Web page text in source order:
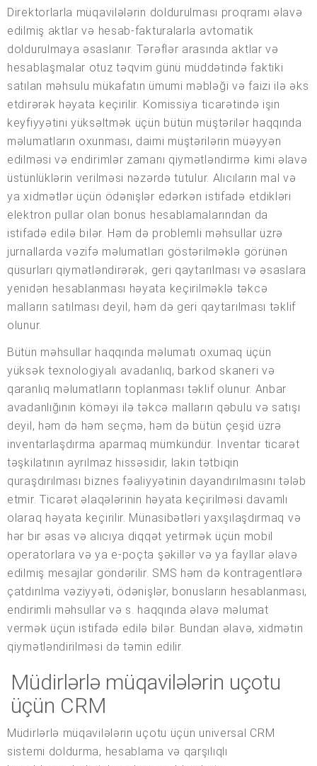
Direktorlarla müqavilələrin doldurulması proqramı əlavə
edilmiş aktlar və hesab-fakturalarla avtomatik
doldurulmaya əsaslanır. Tərəflər arasında aktlar və
hesablaşmalar otuz təqvim günü müddətində faktiki
satılan məhsulu mükafatın ümumi məbləği və faizi ilə əks
etdirərək həyata keçirilir. Komissiya ticarətində işin
keyfiyyətini yüksəltmək üçün bütün müştərilər haqqında
məlumatların oxunması, daimi müştərilərin müəyyən
edilməsi və endirimlər zamanı qiymətləndirmə kimi əlavə
üstünlüklərin verilməsi nəzərdə tutulur. Alıcıların mal və
ya xidmətlər üçün ödənişlər edərkən istifadə etdikləri
elektron pullar olan bonus hesablamalarından da
istifadə edilə bilər. Həm də problemli məhsullar üzrə
jurnallarda vəzifə məlumatları göstərilməklə görünən
qüsurları qiymətləndirərək, geri qaytarılması və əsaslara
yenidən hesablanması həyata keçirilməklə təkcə
malların satılması deyil, həm də geri qaytarılması təklif
olunur.
Bütün məhsullar haqqında məlumatı oxumaq üçün
yüksək texnologiyalı avadanlıq, barkod skaneri və
qaranlıq məlumatların toplanması təklif olunur. Anbar
avadanlığının köməyi ilə təkcə malların qəbulu və satışı
deyil, həm də həm seçmə, həm də bütün çeşid üzrə
inventarlaşdırma aparmaq mümkündür. İnventar ticarət
təşkilatının ayrılmaz hissəsidir, lakin tətbiqin
quraşdırılması biznes fəaliyyətinin dayandırılmasını tələb
etmir. Ticarət əlaqələrinin həyata keçirilməsi davamlı
olaraq həyata keçirilir. Münasibətləri yaxşılaşdırmaq və
hər bir əsas və alıcıya diqqət yetirmək üçün mobil
operatorlara və ya e-poçta şəkillər və ya fayllar əlavə
edilmiş mesajlar göndərilir. SMS həm də kontragentlərə
çatdırılma vəziyyəti, ödənişlər, bonusların hesablanması,
endirimli məhsullar və s. haqqında əlavə məlumat
vermək üçün istifadə edilə bilər. Bundan əlavə, xidmətin
qiymətləndirilməsi də təmin edilir.
Müdirlərlə müqavilələrin uçotu
üçün CRM
Müdirlərlə müqavilələrin uçotu üçün universal CRM
sistemi doldurma, hesablama və qarşılıqlı